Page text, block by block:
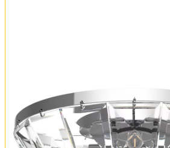
Обмен и возврат
Установка